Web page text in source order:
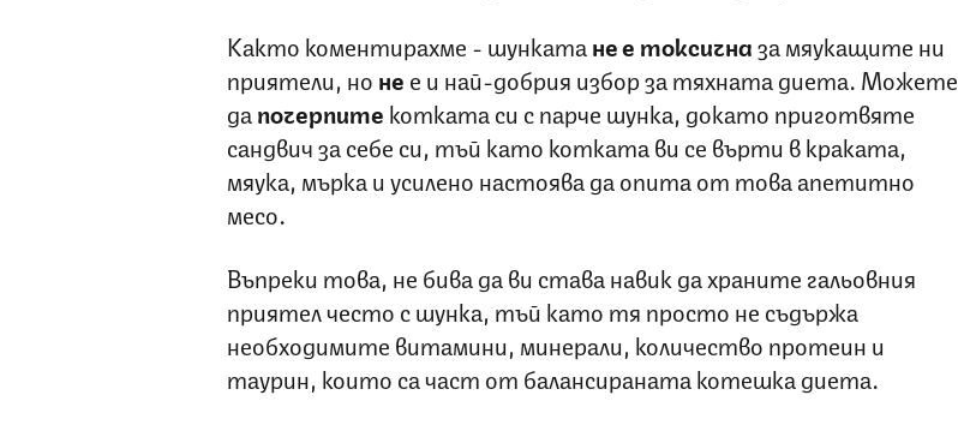
Както коментирахме - шункатане е токсичназа мяукащите ни
приятели, но не е и най-добрия избор за тяхната диета. Можете
дапочерпите котката си с парче шунка, докато приготвяте
сандвич за себе си, тъй като котката ви се върти в краката,
мяука, мърка и усилено настоява да опита от това апетитно
месо.
Въпреки това, не бива да ви става навик да храните гальовния
приятел често с шунка, тъй като тя просто не съдържа
необходимите витамини, минерали, количество протеин и
таурин, които са част от балансираната котешка диета.